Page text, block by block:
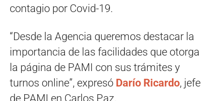
contagio por Covid-19.
“Desde la Agencia queremos destacar la
importancia de las facilidades que otorga
la página de PAMI con sus trámites y
turnos online”, expresó Darío Ricardo, jefe
de PAMI en Carlos Paz.